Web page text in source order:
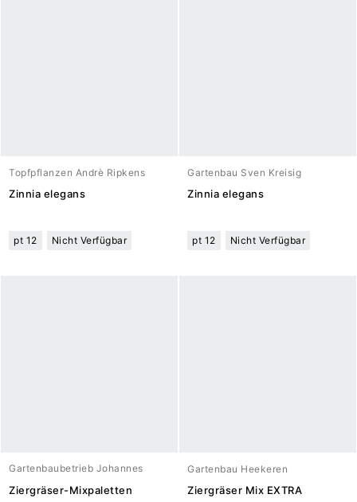
Topfpflanzen Andrè Ripkens
Zinnia elegans
pt 12 Nicht Verfügbar
Gartenbau Sven Kreisig
Zinnia elegans
pt 12 Nicht Verfügbar
Gartenbaubetrieb Johannes
Meuwesen
Ziergräser-Mixpaletten
Gartenbau Heekeren
Ziergräser Mix EXTRA